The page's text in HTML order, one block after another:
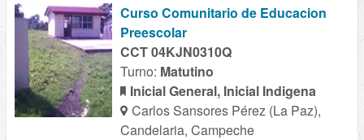
Curso Comunitario de Educacion
Preescolar
CCT 04KJN0310Q
Turno: Matutino
Inicial General, Inicial Indigena
Carlos Sansores Pérez (La Paz),
Candelaria, Campeche